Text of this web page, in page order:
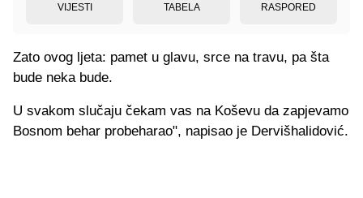
VIJESTI TABELA RASPORED
Zato ovog ljeta: pamet u glavu, srce na travu, pa šta
bude neka bude.
U svakom slučaju čekam vas na Koševu da zapjevamo
Bosnom behar probeharao", napisao je Dervišhalidović.